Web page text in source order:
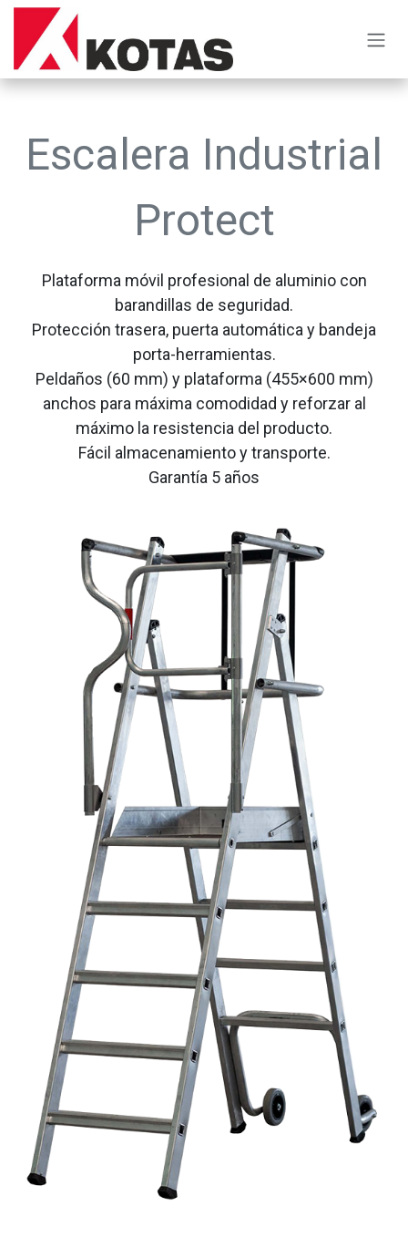
Ir al contenido
Escalera Industrial
Protect
Plataforma móvil profesional de aluminio con
barandillas de seguridad.
Protección trasera, puerta automática y bandeja
porta-herramientas.
Peldaños (60 mm) y plataforma (455×600 mm)
anchos para máxima comodidad y reforzar al
máximo la resistencia del producto.
Fácil almacenamiento y transporte.
Garantía 5 años